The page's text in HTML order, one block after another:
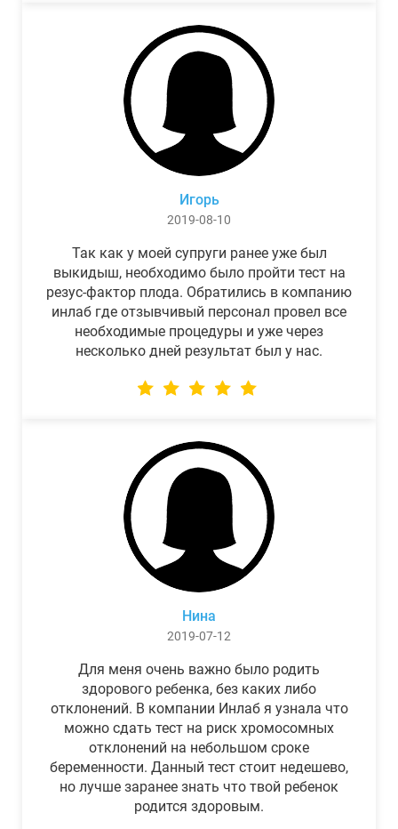
Игорь
2019-08-10
Так как у моей супруги ранее уже был
выкидыш, необходимо было пройти тест на
резус-фактор плода. Обратились в компанию
инлаб где отзывчивый персонал провел все
необходимые процедуры и уже через
несколько дней результат был у нас.
Нина
2019-07-12
Для меня очень важно было родить
здорового ребенка, без каких либо
отклонений. В компании Инлаб я узнала что
можно сдать тест на риск хромосомных
отклонений на небольшом сроке
беременности. Данный тест стоит недешево,
но лучше заранее знать что твой ребенок
родится здоровым.